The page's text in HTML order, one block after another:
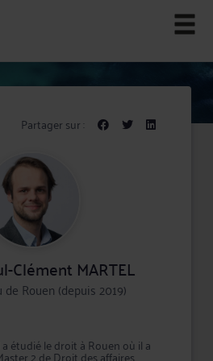
Partager sur :
Clément MARTEL
de Rouen (depuis 2019)
étudié le droit à Rouen où il a
2 de Droit des affaires.